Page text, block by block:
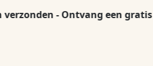
- Ontvang een gratis